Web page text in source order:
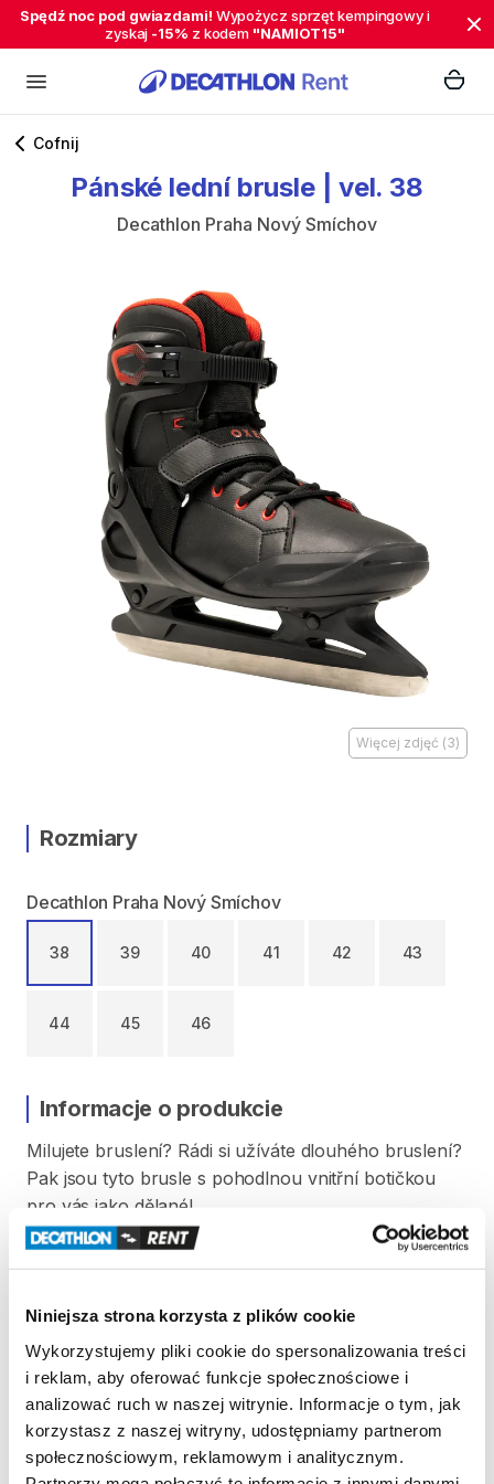
Niniejsza strona korzysta z plików cookie
Wykorzystujemy pliki cookie do spersonalizowania treści
i reklam, aby oferować funkcje społecznościowe i
analizować ruch w naszej witrynie. Informacje o tym, jak
korzystasz z naszej witryny, udostępniamy partnerom
społecznościowym, reklamowym i analitycznym.
Spędź noc pod gwiazdami! Wypożycz sprzęt kempingowy i
zyskaj -15% z kodem "NAMIOT15"
Cofnij
Pánské lední brusle vel. 38
Decathlon Praha Nový Smíchov
Więcej zdjęć (3)
Rozmiary
Decathlon Praha Nový Smíchov
38 39 40 41 42 43
44 45 46
Informacje o produkcie
Milujete bruslení? Rádi si užíváte dlouhého bruslení?
Pak jsou tyto brusle s pohodlnou vnitřní botičkou
pro vás jako dělané!
Strona produktu w sklepie
Zasady wypożyczenia
REGULAMIN